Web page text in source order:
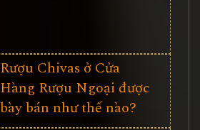
Rượu Chivas ở Cửa
Hàng Rượu Ngoại được
bày bán như thế nào?